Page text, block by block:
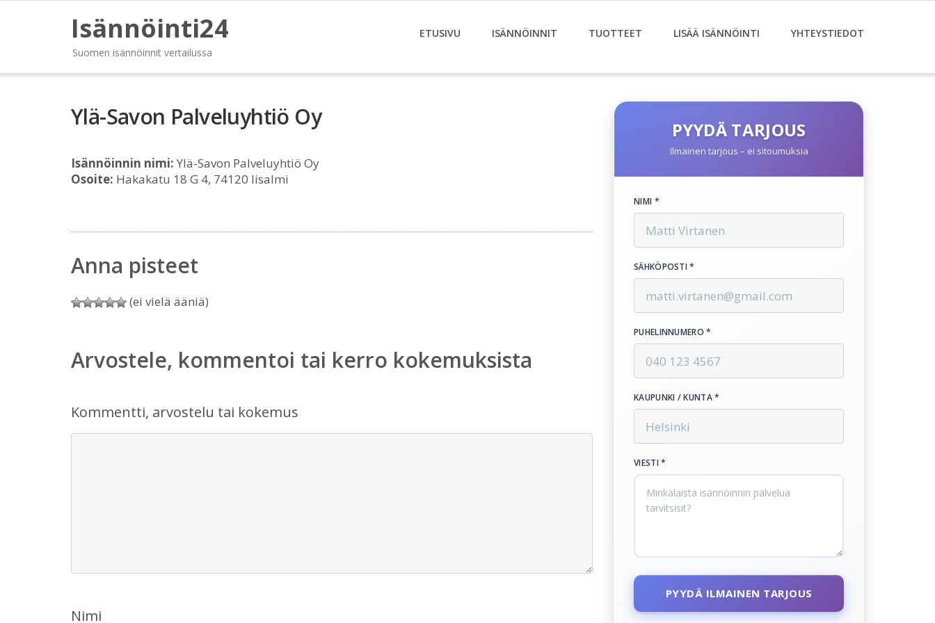
Isännöinti24
Suomen isännöinnit vertailussa
ETUSIVU ISÄNNÖINNIT TUOTTEET LISÄÄ ISÄNNÖINTI YHTEYSTIEDOT
Ylä-Savon Palveluyhtiö Oy
Isännöinnin nimi: Ylä-Savon Palveluyhtiö Oy
Osoite: Hakakatu 18 G 4, 74120 Iisalmi
Anna pisteet
(ei vielä ääniä)
Arvostele, kommentoi tai kerro kokemuksista
Kommentti, arvostelu tai kokemus
Nimi
PYYDÄ TARJOUS
Ilmainen tarjous – ei sitoumuksia
NIMI *
SÄHKÖPOSTI *
PUHELINNUMERO *
KAUPUNKI / KUNTA *
VIESTI *
PYYDÄ ILMAINEN TARJOUS